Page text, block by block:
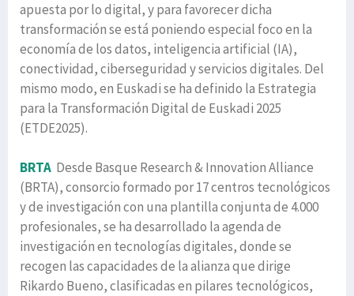
apuesta por lo digital, y para favorecer dicha
transformación se está poniendo especial foco en la
economía de los datos, inteligencia artificial (IA),
conectividad, ciberseguridad y servicios digitales. Del
mismo modo, en Euskadi se ha definido la Estrategia
para la Transformación Digital de Euskadi 2025
(ETDE2025).
BRTA Desde Basque Research & Innovation Alliance
(BRTA), consorcio formado por 17 centros tecnológicos
y de investigación con una plantilla conjunta de 4.000
profesionales, se ha desarrollado la agenda de
investigación en tecnologías digitales, donde se
recogen las capacidades de la alianza que dirige
Rikardo Bueno, clasificadas en pilares tecnológicos,